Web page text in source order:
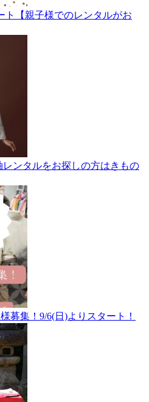
ト【親子様でのレンタルがお
ンタルをお探しの方はきもの
募集！9/6(日)よりスタート！